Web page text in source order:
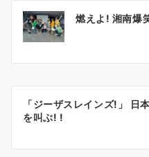
ン
燃えよ! 湘南爆
「ジーザスレインズ!」 日
を叫ぶ! !